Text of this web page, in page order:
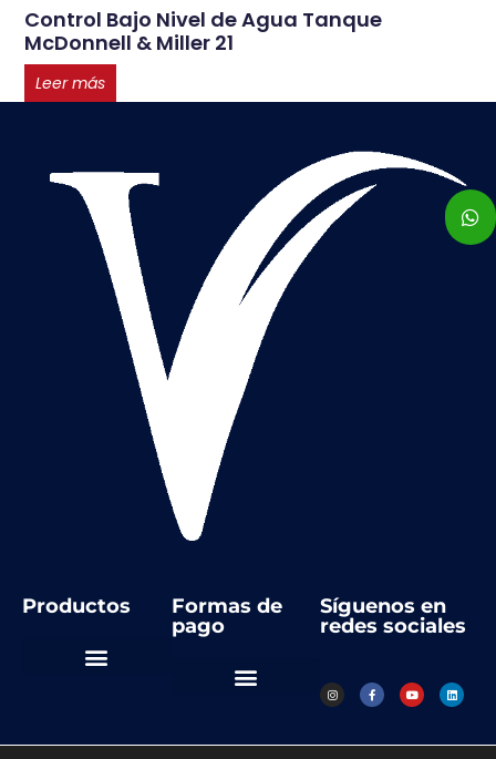
Control Bajo Nivel de Agua Tanque
McDonnell & Miller 21
Leer más
Productos
Formas de
pago
Síguenos en
redes sociales